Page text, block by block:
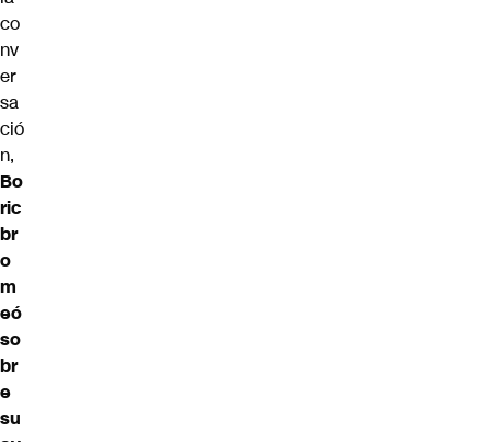
co
nv
er
sa
ció
n,
Bo
ric
br
o
m
eó
so
br
e
su